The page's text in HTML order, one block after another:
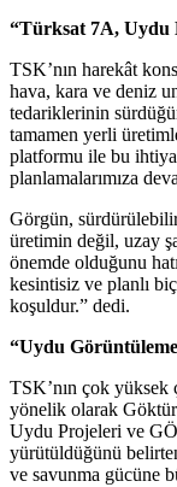
“Türksat 7A, Uydu
TSK’nın harekât
hava, kara ve deniz
tedariklerinin
tamamen yerli
platformu ile bu
planlamalarımıza
Görgün,
üretimin değil, uzay
önemde olduğunu
kesintisiz ve planlı
koşuldur.” dedi.
“Uydu
TSK’nın çok yüksek
yönelik olarak
Uydu Projeleri ve
yürütüldüğünü
ve savunma gücüne